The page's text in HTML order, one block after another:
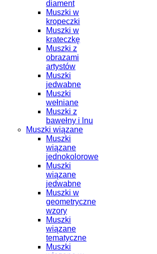
diament
Muszki w
kropeczki
Muszki w
krateczkę
Muszki z
obrazami
artystów
Muszki
jedwabne
Muszki
wełniane
Muszki z
bawełny i lnu
Muszki wiązane
Muszki
wiązane
jednokolorowe
Muszki
wiązane
jedwabne
Muszki w
geometryczne
wzory
Muszki
wiązane
tematyczne
Muszki